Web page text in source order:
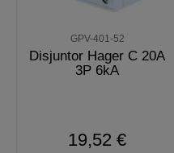
GPV-401-52
Disjuntor Hager C 20A
3P 6kA
19,52 €